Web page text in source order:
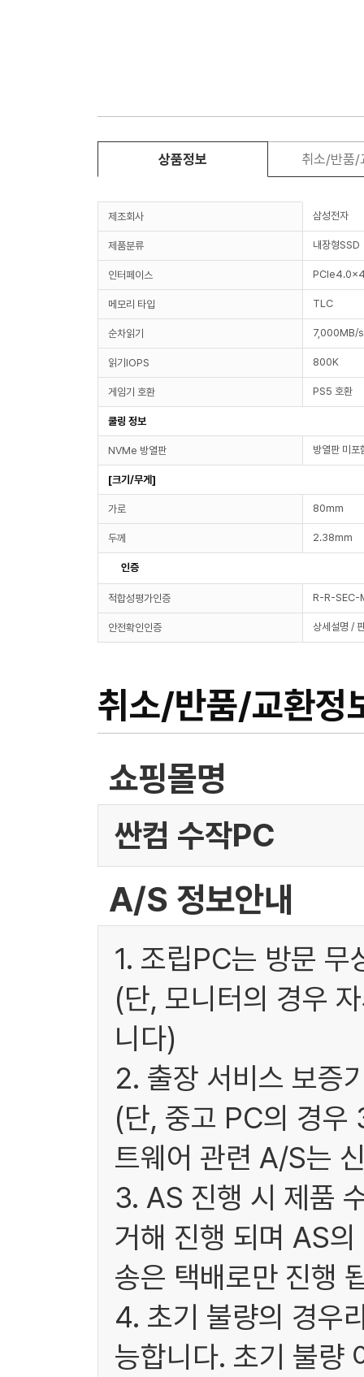
상품정보 취소/반품/
제조회사 삼성전자
제품분류 내장형SSD
인터페이스
메모리 타입 TLC
순차읽기 7,000MB/s
읽기IOPS 800K
게임기 호환 PS5 호환
쿨링 정보
NVMe 방열판 방열판 미포
[크기/무게]
가로 80mm
두께 2.38mm
인증
적합성평가인증 R-R-
안전확인인증 상세설명 /
취소/반품/교환정
쇼핑몰명
싼컴 수작PC
A/S 정보안내
1. 조립PC는 방문
(단, 모니터의 경우
니다)
2. 출장 서비스 보증
(단, 중고 PC의 경우
트웨어 관련 A/S는
3. AS 진행 시 제품
거해 진행 되며 AS
송은 택배로만 진행
4. 초기 불량의 경우
능합니다. 초기 불량